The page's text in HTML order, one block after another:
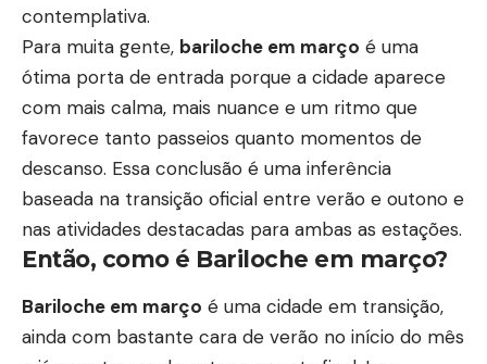
contemplativa.
Para muita gente, bariloche em março é uma
ótima porta de entrada porque a cidade aparece
com mais calma, mais nuance e um ritmo que
favorece tanto passeios quanto momentos de
descanso. Essa conclusão é uma inferência
baseada na transição oficial entre verão e outono e
nas atividades destacadas para ambas as estações.
Então, como é Bariloche em março?
Bariloche em março é uma cidade em transição,
ainda com bastante cara de verão no início do mês